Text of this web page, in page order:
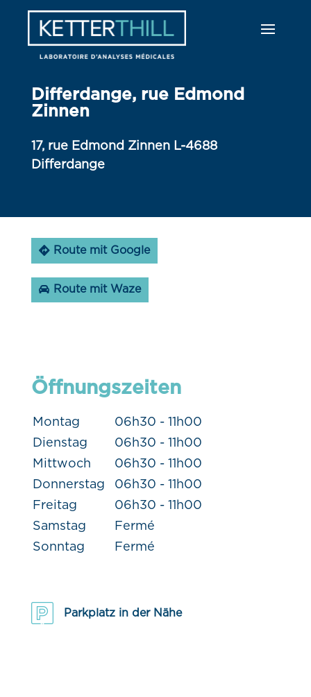
Differdange, rue Edmond
Zinnen
17, rue Edmond Zinnen L-4688
Differdange
Route mit Google
Route mit Waze
Öffnungszeiten
Montag
06h30 - 11h00
Dienstag
06h30 - 11h00
Mittwoch
06h30 - 11h00
Donnerstag
06h30 - 11h00
Freitag
06h30 - 11h00
Samstag
Fermé
Sonntag
Fermé
Parkplatz in der Nähe